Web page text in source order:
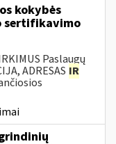
kokybės
sertifikavimo
Paslaugų
ADRESAS IR